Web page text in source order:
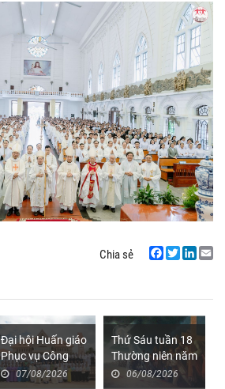
Chia sẻ
Đại hội Huấn giáo
Phục vụ Công
cuộc loan báo Tin
07/08/2026
Thứ Sáu tuần 18
Thường niên năm
II (Mt 16,24-28)
06/08/2026